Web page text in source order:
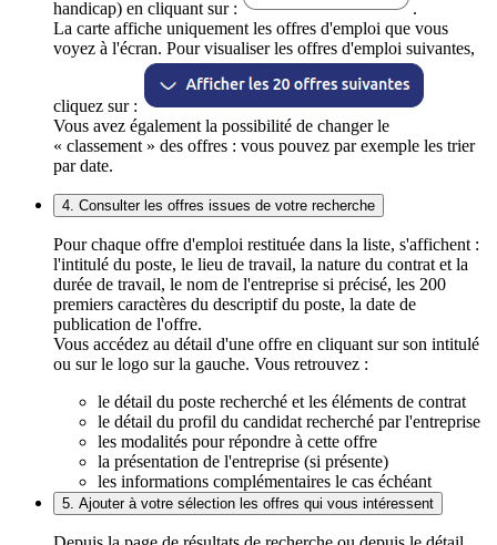
handicap) en cliquant sur :
.
La carte affiche uniquement les offres d'emploi que vous
voyez à l'écran. Pour visualiser les offres d'emploi suivantes,
cliquez sur :
Vous avez également la possibilité de changer le
« classement » des offres : vous pouvez par exemple les trier
par date.
4. Consulter les offres issues de votre recherche
Pour chaque offre d'emploi restituée dans la liste, s'affichent :
l'intitulé du poste, le lieu de travail, la nature du contrat et la
durée de travail, le nom de l'entreprise si précisé, les 200
premiers caractères du descriptif du poste, la date de
publication de l'offre.
Vous accédez au détail d'une offre en cliquant sur son intitulé
ou sur le logo sur la gauche. Vous retrouvez :
le détail du poste recherché et les éléments de contrat
le détail du profil du candidat recherché par l'entreprise
les modalités pour répondre à cette offre
la présentation de l'entreprise (si présente)
les informations complémentaires le cas échéant
5. Ajouter à votre sélection les offres qui vous intéressent